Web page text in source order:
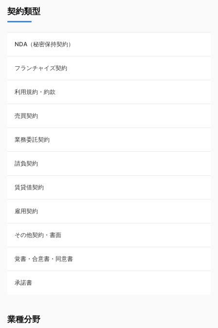
NDA（秘密保持契約）
業務委託契約
利用規約・約款
覚書・合意書・同意書
承諾書
雇用契約
その他契約・書面
売買契約
株主総会議事録・関連書類
請負契約
フランチャイズ契約
賃貸借契約
契約類型
NDA（秘密保持契約）
フランチャイズ契約
利用規約・約款
売買契約
業務委託契約
請負契約
賃貸借契約
雇用契約
その他契約・書面
覚書・合意書・同意書
承諾書
業種分野